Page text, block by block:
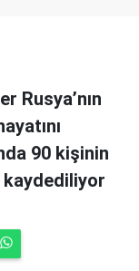
Rusya’nın
90 kişinin
kaydediliyor